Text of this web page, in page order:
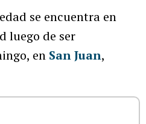
se encuentra en
luego de ser
en San Juan,